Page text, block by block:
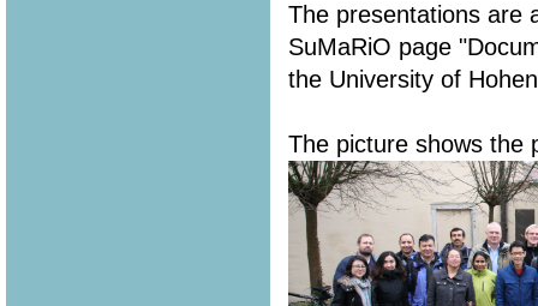
The presentations are
SuMaRiO page
the University of
The picture shows the